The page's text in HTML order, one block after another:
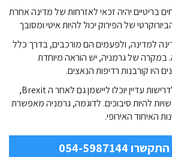
בריטיים יהיה זכאי לאזרחות של מדינה אחרת
של הפירוק יכול להיות איטי ומסובך
למדינה, ולפעמים הם מורכבים, בדרך כלל
של גרמניה, יש הוראה מיוחדת
היו קורבנות רדיפות הנאצים.
אזרחים בריטים שיתאימו לדרישות עדיין יוכלו ליישמן גם לאחר ה Brexit,
להיות סיבוכים. לדוגמה, גרמניה מאפשרת
האיחוד האירופי.
5987144